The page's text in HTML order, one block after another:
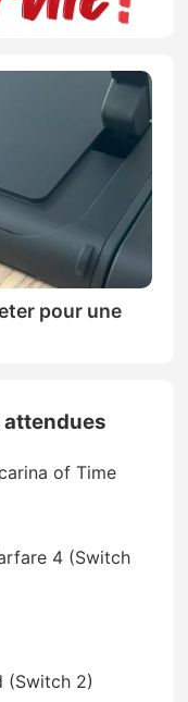
pour une
attendues
of Time
4 (Switch
(Switch 2)